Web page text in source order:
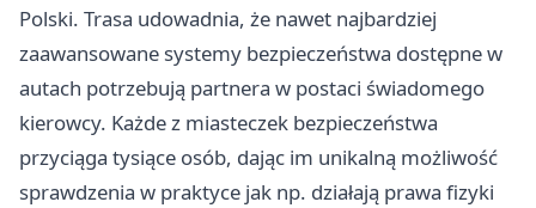
Polski. Trasa udowadnia, że nawet najbardziej
zaawansowane systemy bezpieczeństwa dostępne w
autach potrzebują partnera w postaci świadomego
kierowcy. Każde z miasteczek bezpieczeństwa
przyciąga tysiące osób, dając im unikalną możliwość
sprawdzenia w praktyce jak np. działają prawa fizyki